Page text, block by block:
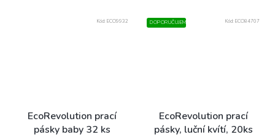
EcoRevolution prací
pásky baby 32 ks
Kód: ECO9932 DOPORUČUJEME
EcoRevolution prací
pásky, luční kvítí, 20ks
Kód: ECO84707